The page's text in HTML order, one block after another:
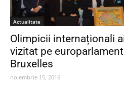
Actualitate
Olimpicii internaționali
vizitat pe
Bruxelles
noiembrie 15, 2016